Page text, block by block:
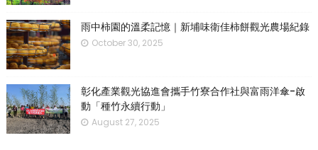
雨中柿園的溫柔記憶｜新埔味衛佳柿餅觀光農場紀錄
October 30, 2025
彰化產業觀光協進會攜手竹寮合作社與富雨洋傘-啟
動「種竹永續行動」
August 27, 2025